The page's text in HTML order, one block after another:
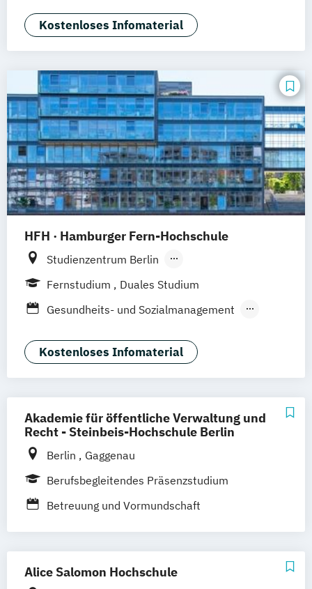
Sozialmanagement
Kostenloses Infomaterial
HFH · Hamburger Fern-Hochschule
Studienzentrum Berlin
Studienzentrum Düsseldorf
Studienzentrum München
Studienzentrum Stuttgart
Studienzentrum Nürnberg
Studienzentrum Kassel
Studienzentrum Essen
Studienzentrum Heilbronn
Studienzentrum Künzelsau
Studienzentrum Würzburg
Studienzentrum Graz
Studienzentrum Wien
Studienzentrum Feldkirch
Studienzentrum Hamburg Logistik-Bachelor
Fernstudium
Duales Studium
Gesundheits- und Sozialmanagement
Pflegemanagement
Therapie- und Pflegewissenschaften dual
Kostenloses Infomaterial
Akademie für öffentliche Verwaltung und
Recht - Steinbeis-Hochschule Berlin
Berlin
Gaggenau
Berufsbegleitendes Präsenzstudium
Betreuung und Vormundschaft
Alice Salomon Hochschule